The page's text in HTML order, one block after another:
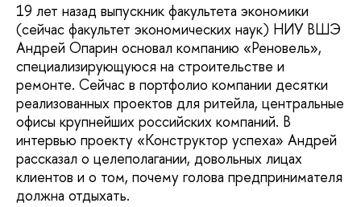
19 лет назад выпускник факультета экономики
(сейчас факультет экономических наук) НИУ ВШЭ
Андрей Опарин основал компанию «Реновель»,
специализирующуюся на строительстве и
ремонте. Сейчас в портфолио компании десятки
реализованных проектов для ритейла, центральные
офисы крупнейших российских компаний. В
интервью проекту «Конструктор успеха» Андрей
рассказал о целеполагании, довольных лицах
клиентов и о том, почему голова предпринимателя
должна отдыхать.